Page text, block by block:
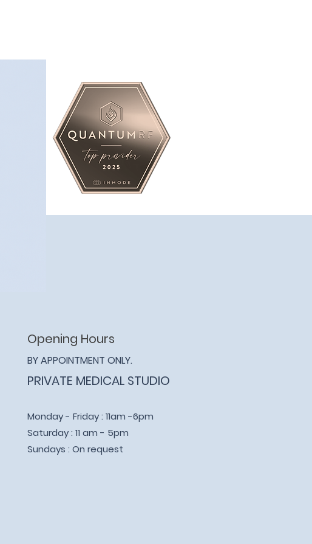
Opening Hours
BY APPOINTMENT ONLY.
PRIVATE MEDICAL STUDIO
Monday - Friday : 11am -6pm
Saturday : 11 am - 5pm
Sundays : On request